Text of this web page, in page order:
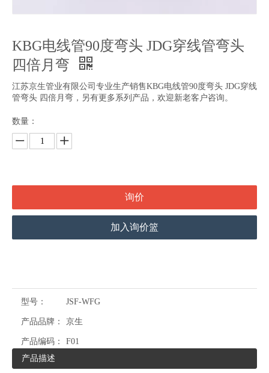
KBG电线管90度弯头 JDG穿线管弯头
四倍月弯
江苏京生管业有限公司专业生产销售KBG电线管90度弯头 JDG穿线
管弯头 四倍月弯，另有更多系列产品，欢迎新老客户咨询。
数量：
询价
加入询价篮
型号： JSF-WFG
产品品牌： 京生
产品编码：
F01
产品描述